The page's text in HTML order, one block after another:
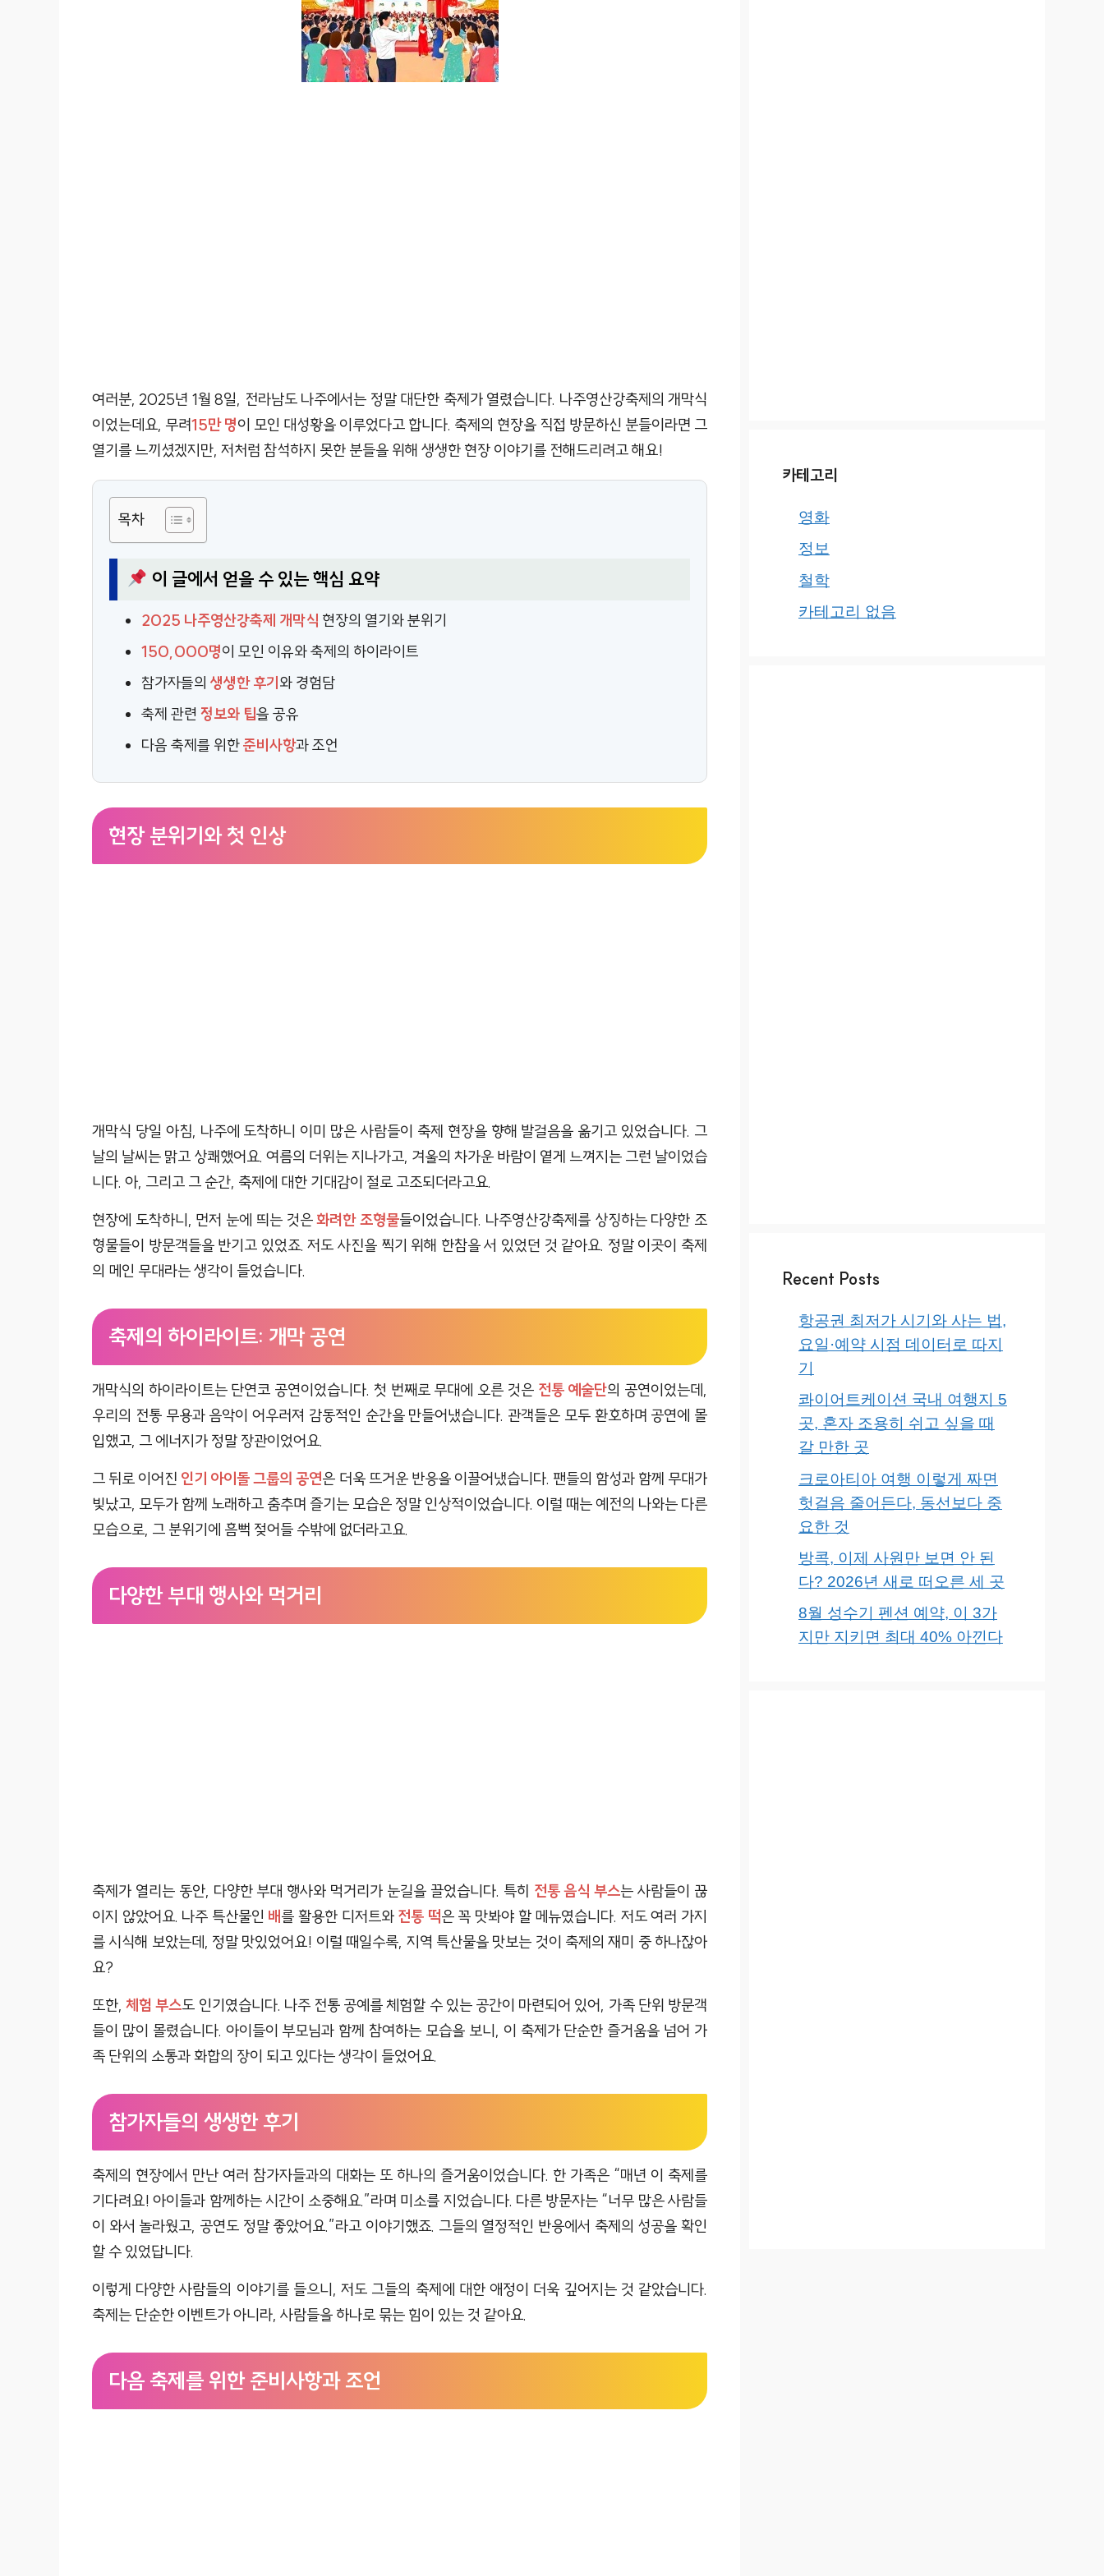
여러분, 2025년 1월 8일, 전라남도 나주에서는 정말 대단한 축제가 열렸습니다. 나주영산강축제의 개막식
이었는데요, 무려15만 명이 모인 대성황을 이루었다고 합니다. 축제의 현장을 직접 방문하신 분들이라면 그
열기를 느끼셨겠지만, 저처럼 참석하지 못한 분들을 위해 생생한 현장 이야기를 전해드리려고 해요!
목차
이 글에서 얻을 수 있는 핵심 요약
2025 나주영산강축제 개막식 현장의 열기와 분위기
150,000명이 모인 이유와 축제의 하이라이트
참가자들의생생한 후기 와 경험담
축제 관련정보와 팁을 공유
다음 축제를 위한준비사항과 조언
현장 분위기와 첫 인상
개막식 당일 아침, 나주에 도착하니 이미 많은 사람들이 축제 현장을 향해 발걸음을 옮기고 있었습니다. 그
날의 날씨는 맑고 상쾌했어요. 여름의 더위는 지나가고, 겨울의 차가운 바람이 옅게 느껴지는 그런 날이었습
니다. 아, 그리고 그 순간, 축제에 대한 기대감이 절로 고조되더라고요.
현장에 도착하니, 먼저 눈에 띄는 것은화려한 조형물들이었습니다. 나주영산강축제를 상징하는 다양한 조
형물들이 방문객들을 반기고 있었죠. 저도 사진을 찍기 위해 한참을 서 있었던 것 같아요. 정말 이곳이 축제
의 메인 무대라는 생각이 들었습니다.
축제의 하이라이트: 개막 공연
개막식의 하이라이트는 단연코 공연이었습니다. 첫 번째로 무대에 오른 것은 전통 예술단의 공연이었는데,
우리의 전통 무용과 음악이 어우러져 감동적인 순간을 만들어냈습니다. 관객들은 모두 환호하며 공연에 몰
입했고, 그 에너지가 정말 장관이었어요.
그 뒤로 이어진 인기 아이돌 그룹의 공연은 더욱 뜨거운 반응을 이끌어냈습니다. 팬들의 함성과 함께 무대가
빛났고, 모두가 함께 노래하고 춤추며 즐기는 모습은 정말 인상적이었습니다. 이럴 때는 예전의 나와는 다른
모습으로, 그 분위기에 흠뻑 젖어들 수밖에 없더라고요.
다양한 부대 행사와 먹거리
축제가 열리는 동안, 다양한 부대 행사와 먹거리가 눈길을 끌었습니다. 특히 전통 음식 부스는 사람들이 끊
이지 않았어요. 나주 특산물인 배를 활용한 디저트와 전통 떡은 꼭 맛봐야 할 메뉴였습니다. 저도 여러 가지
를 시식해 보았는데, 정말 맛있었어요! 이럴 때일수록, 지역 특산물을 맛보는 것이 축제의 재미 중 하나잖아
요?
또한,체험 부스도 인기였습니다. 나주 전통 공예를 체험할 수 있는 공간이 마련되어 있어, 가족 단위 방문객
들이 많이 몰렸습니다. 아이들이 부모님과 함께 참여하는 모습을 보니, 이 축제가 단순한 즐거움을 넘어 가
족 단위의 소통과 화합의 장이 되고 있다는 생각이 들었어요.
참가자들의 생생한 후기
축제의 현장에서 만난 여러 참가자들과의 대화는 또 하나의 즐거움이었습니다. 한 가족은 “매년 이 축제를
기다려요! 아이들과 함께하는 시간이 소중해요.”라며 미소를 지었습니다. 다른 방문자는 “너무 많은 사람들
이 와서 놀라웠고, 공연도 정말 좋았어요.”라고 이야기했죠. 그들의 열정적인 반응에서 축제의 성공을 확인
할 수 있었답니다.
이렇게 다양한 사람들의 이야기를 들으니, 저도 그들의 축제에 대한 애정이 더욱 깊어지는 것 같았습니다.
축제는 단순한 이벤트가 아니라, 사람들을 하나로 묶는 힘이 있는 것 같아요.
다음 축제를 위한 준비사항과 조언
카테고리
영화
정보
철학
카테고리 없음
Recent Posts
항공권 최저가 시기와 사는 법,
요일·예약 시점 데이터로 따지
기
콰이어트케이션 국내 여행지 5
곳, 혼자 조용히 쉬고 싶을 때
갈 만한 곳
크로아티아 여행 이렇게 짜면
헛걸음 줄어든다, 동선보다 중
요한 것
방콕, 이제 사원만 보면 안 된
다? 2026년 새로 떠오른 세 곳
8월 성수기 펜션 예약, 이 3가
지만 지키면 최대 40% 아낀다